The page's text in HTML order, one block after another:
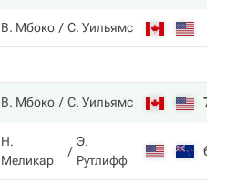
В. Мбоко С. Уильямс
В. Мбоко С. Уильямс 7
Н.
Меликар
Э.
Рутлифф
6